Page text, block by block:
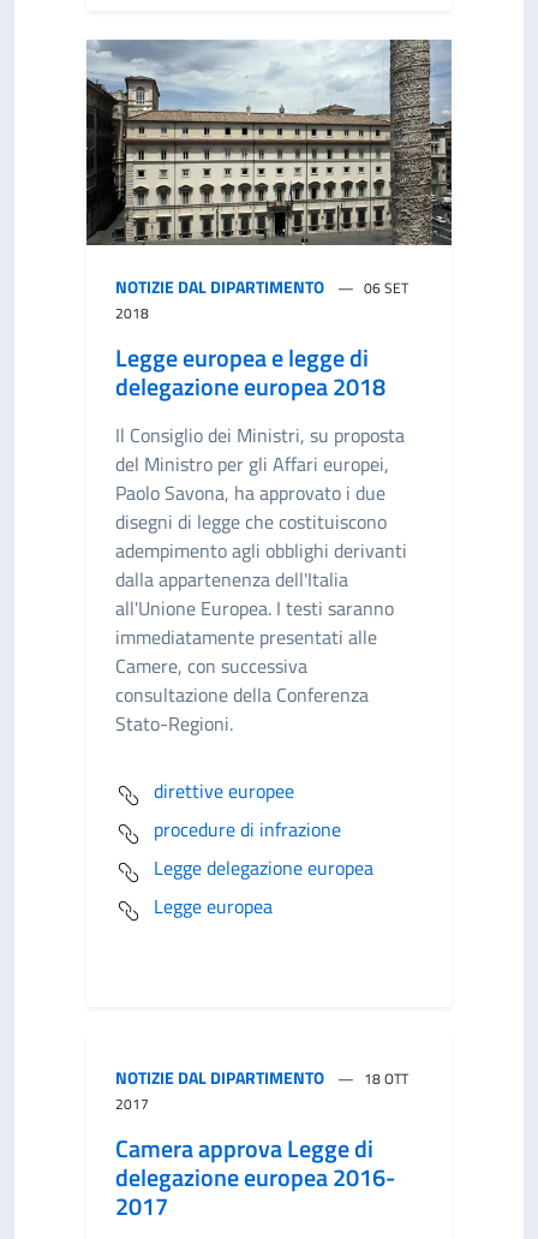
NOTIZIE DAL DIPARTIMENTO
06 SET
2018
Legge europea e legge di
delegazione europea 2018
Il Consiglio dei Ministri, su proposta
del Ministro per gli Affari europei,
Paolo Savona, ha approvato i due
disegni di legge che costituiscono
adempimento agli obblighi derivanti
dalla appartenenza dell'Italia
all'Unione Europea. I testi saranno
immediatamente presentati alle
Camere, con successiva
consultazione della Conferenza
Stato-Regioni.
direttive europee
procedure di infrazione
Legge delegazione europea
Legge europea
NOTIZIE DAL DIPARTIMENTO
18 OTT
2017
Camera approva Legge di
delegazione europea 2016-
2017